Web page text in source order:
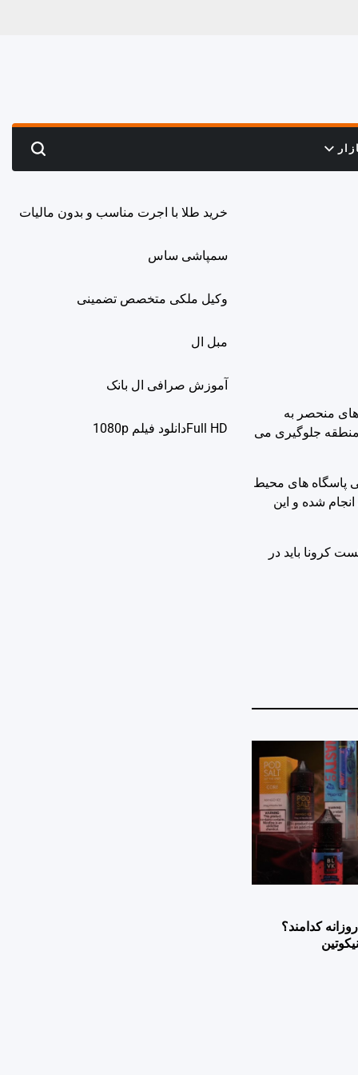
Search
منحصر به
منطقه جلوگیری می
پاسگاه های محیط
شده و این
کرونا باید در
کدامند؟
خرید طلا با اجرت مناسب و بدون مالیات
سمپاشی ساس
وکیل ملکی متخصص تضمینی
مبل ال
آموزش صرافی ال بانک
Full HDدانلود فيلم 1080p